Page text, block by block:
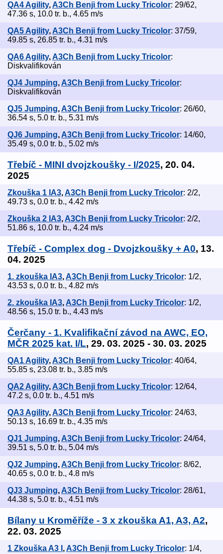
QA4 Agility,A3Ch Benji from Lucky Tricolor: 29/62,
47.36 s, 10.0 tr. b., 4.65 m/s
QA5 Agility, A3Ch Benji from Lucky Tricolor: 37/59,
49.85 s, 26.85 tr. b., 4.31 m/s
QA6 Agility,A3Ch Benji from Lucky Tricolor:
Diskvalifikován
QJ4 Jumping, A3Ch Benji from Lucky Tricolor:
Diskvalifikován
QJ5 Jumping,A3Ch Benji from Lucky Tricolor: 26/60,
36.54 s, 5.0 tr. b., 5.31 m/s
QJ6 Jumping, A3Ch Benji from Lucky Tricolor: 14/60,
35.49 s, 0.0 tr. b., 5.02 m/s
Třebíč - MINI dvojzkoušky - I/2025, 20. 04.
2025
Zkouška 1 IA3,A3Ch Benji from Lucky Tricolor: 2/2,
49.73 s, 0.0 tr. b., 4.42 m/s
Zkouška 2 IA3, A3Ch Benji from Lucky Tricolor: 2/2,
51.86 s, 10.0 tr. b., 4.24 m/s
Třebíč - Complex dog - Dvojzkoušky + A0, 13.
04. 2025
1. zkouška IA3,A3Ch Benji from Lucky Tricolor: 1/2,
43.53 s, 0.0 tr. b., 4.82 m/s
2. zkouška IA3, A3Ch Benji from Lucky Tricolor: 1/2,
48.56 s, 15.0 tr. b., 4.43 m/s
Čerčany - 1. Kvalifikační závod na AWC, EO,
MČR 2025 kat. I/L, 29. 03. 2025 - 30. 03. 2025
QA1 Agility,A3Ch Benji from Lucky Tricolor: 40/64,
55.85 s, 23.08 tr. b., 3.85 m/s
QA2 Agility, A3Ch Benji from Lucky Tricolor: 12/64,
47.2 s, 0.0 tr. b., 4.51 m/s
QA3 Agility,A3Ch Benji from Lucky Tricolor: 24/63,
50.13 s, 16.69 tr. b., 4.35 m/s
QJ1 Jumping, A3Ch Benji from Lucky Tricolor: 24/64,
39.51 s, 5.0 tr. b., 5.04 m/s
QJ2 Jumping,A3Ch Benji from Lucky Tricolor: 8/62,
40.65 s, 0.0 tr. b., 4.8 m/s
QJ3 Jumping, A3Ch Benji from Lucky Tricolor: 28/61,
44.38 s, 5.0 tr. b., 4.51 m/s
Bílany u Kroměříže - 3 x zkouška A1, A3, A2,
22. 03. 2025
1 Zkouška A3 I ,A3Ch Benji from Lucky Tricolor: 1/4,